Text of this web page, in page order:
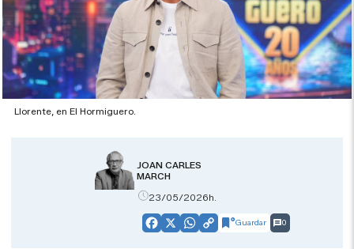
Llorente, en El Hormiguero.
JOAN CARLES
MARCH
23/05/2026h.
Facebook
X WhatsApp
CopyGuardar 0